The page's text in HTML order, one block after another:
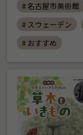
# 名古屋市美術館
# スウェーデン
# おすすめ